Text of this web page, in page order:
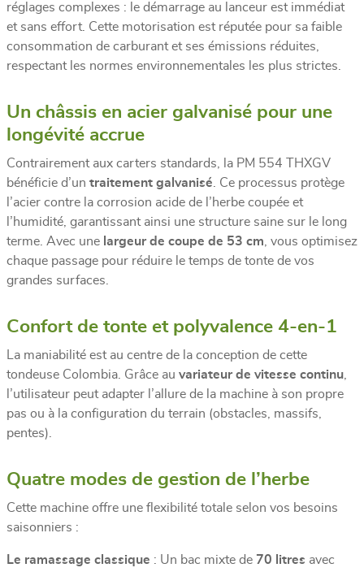
réglages complexes : le démarrage au lanceur est immédiat
et sans effort. Cette motorisation est réputée pour sa faible
consommation de carburant et ses émissions réduites,
respectant les normes environnementales les plus strictes.
Un châssis en acier galvanisé pour une
longévité accrue
Contrairement aux carters standards, la PM 554 THXGV
bénéficie d’un traitement galvanisé . Ce processus protège
l’acier contre la corrosion acide de l’herbe coupée et
l’humidité, garantissant ainsi une structure saine sur le long
terme. Avec une largeur de coupe de 53 cm , vous optimisez
chaque passage pour réduire le temps de tonte de vos
grandes surfaces.
Confort de tonte et polyvalence 4-en-1
La maniabilité est au centre de la conception de cette
tondeuse Colombia. Grâce au variateur de vitesse continu
l’utilisateur peut adapter l’allure de la machine à son propre
pas ou à la configuration du terrain (obstacles, massifs,
pentes).
Quatre modes de gestion de l’herbe
Cette machine offre une flexibilité totale selon vos besoins
saisonniers :
Le ramassage classique : Un bac mixte de 70 litres avec